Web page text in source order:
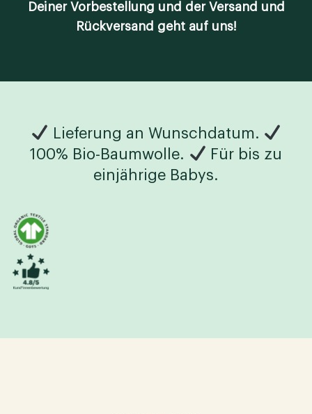
Deiner Vorbestellung und der Versand und
Rückversand geht auf uns!
Lieferung an Wunschdatum.
100% Bio-Baumwolle.
Für bis zu
einjährige Babys.